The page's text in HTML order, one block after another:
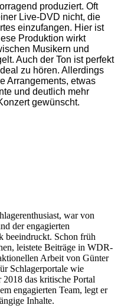
produziert. Oft
Live-DVD nicht, die
einzufangen. Hier ist
Produktion wirkt
Musikern und
Auch der Ton ist perfekt
zu hören. Allerdings
Arrangements, etwas
und deutlich mehr
gewünscht.
war von
der engagierten
beeindruckt. Schon früh
leistete Beiträge in WDR-
Arbeit von Günter
Schlagerportale wie
2018 das kritische Portal
engagierten Team, legt er
Inhalte.